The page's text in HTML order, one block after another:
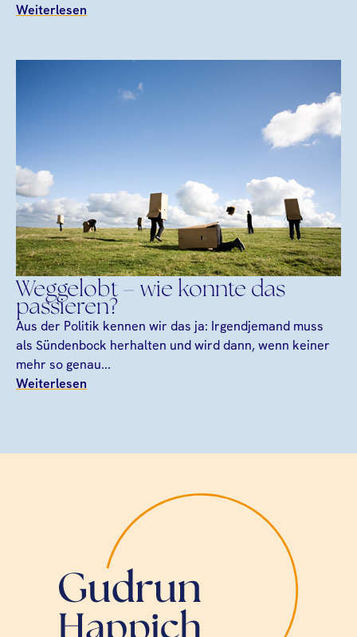
Weiterlesen
Weggelobt – wie konnte das
passieren?
Aus der Politik kennen wir das ja: Irgendjemand muss
als Sündenbock herhalten und wird dann, wenn keiner
mehr so genau...
Weiterlesen